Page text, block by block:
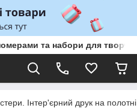
та набори для
Інтер'єрний друк на полотні